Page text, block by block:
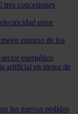
concesiones
entre
entorno de los
energético
artificial en motor de
los nuevos pedidos